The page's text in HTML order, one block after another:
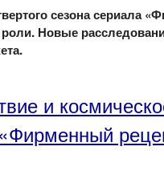
сезона сериала
Новые
и